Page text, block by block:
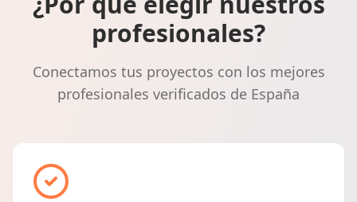
profesionales?
Conectamos tus proyectos con los mejores
profesionales verificados de España